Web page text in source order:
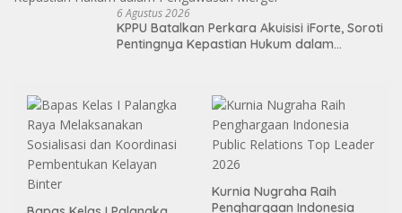
6 Agustus 2026
KPPU Batalkan Perkara Akuisisi iForte, Soroti
Pentingnya Kepastian Hukum dalam
Kurnia Nugraha Raih
Penghargaan Indonesia